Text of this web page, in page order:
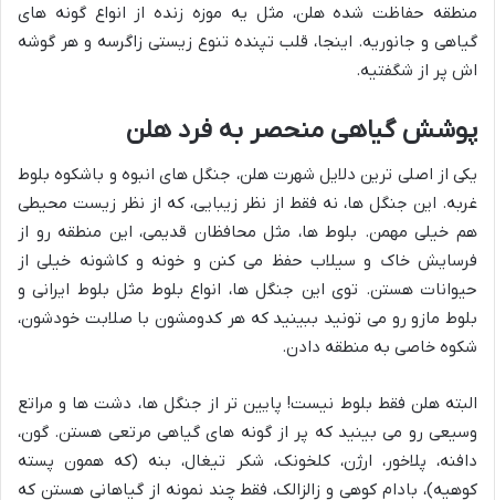
منطقه حفاظت شده هلن، مثل یه موزه زنده از انواع گونه های
گیاهی و جانوریه. اینجا، قلب تپنده تنوع زیستی زاگرسه و هر گوشه
اش پر از شگفتیه.
پوشش گیاهی منحصر به فرد هلن
یکی از اصلی ترین دلایل شهرت هلن، جنگل های انبوه و باشکوه بلوط
غربه. این جنگل ها، نه فقط از نظر زیبایی، که از نظر زیست محیطی
هم خیلی مهمن. بلوط ها، مثل محافظان قدیمی، این منطقه رو از
فرسایش خاک و سیلاب حفظ می کنن و خونه و کاشونه خیلی از
حیوانات هستن. توی این جنگل ها، انواع بلوط مثل بلوط ایرانی و
بلوط مازو رو می تونید ببینید که هر کدومشون با صلابت خودشون،
شکوه خاصی به منطقه دادن.
البته هلن فقط بلوط نیست! پایین تر از جنگل ها، دشت ها و مراتع
وسیعی رو می بینید که پر از گونه های گیاهی مرتعی هستن. گون،
دافنه، پلاخور، ارژن، کلخونک، شکر تیغال، بنه (که همون پسته
کوهیه)، بادام کوهی و زالزالک، فقط چند نمونه از گیاهانی هستن که